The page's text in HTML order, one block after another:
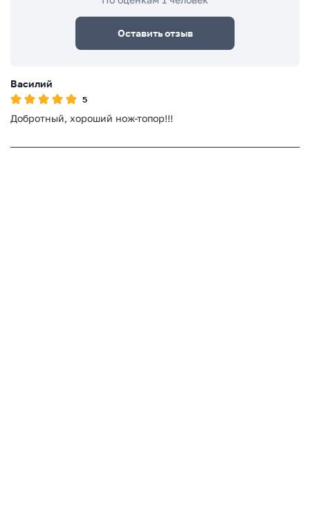
Оставить отзыв
Василий
5
Добротный, хороший нож-топор!!!